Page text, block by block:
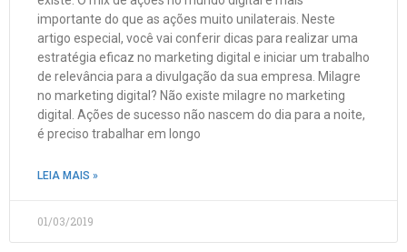
importante do que as ações muito unilaterais. Neste
artigo especial, você vai conferir dicas para realizar uma
estratégia eficaz no marketing digital e iniciar um trabalho
de relevância para a divulgação da sua empresa. Milagre
no marketing digital? Não existe milagre no marketing
digital. Ações de sucesso não nascem do dia para a noite,
é preciso trabalhar em longo
LEIA MAIS »
01/03/2019